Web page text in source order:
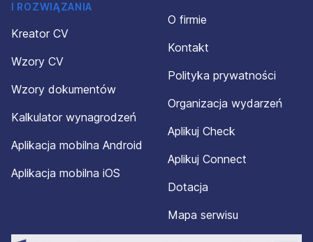
I ROZWIĄZANIA
Kreator CV
Wzory CV
Wzory dokumentów
Kalkulator wynagrodzeń
Aplikacja mobilna Android
Aplikacja mobilna iOS
O firmie
Kontakt
Polityka prywatności
Organizacja wydarzeń
Aplikuj Check
Aplikuj Connect
Dotacja
Mapa serwisu